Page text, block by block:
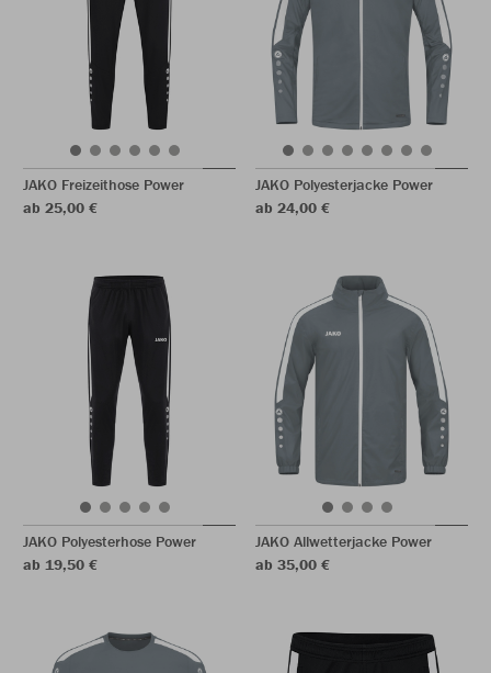
JAKO Freizeithose Power
ab 25,00 €
JAKO Polyesterjacke Power
ab 24,00 €
JAKO Polyesterhose Power
ab 19,50 €
JAKO Allwetterjacke Power
ab 35,00 €